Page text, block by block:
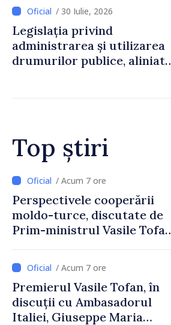
/ 30 Iulie, 2026
Legislația privind
administrarea și utilizarea
drumurilor publice, aliniată
Top știri
/ Acum 4 ore
Forumul Diasporei //
Republica Moldova,
promovată în Elveția prin
exporturi
/ Acum 7 ore
Premierul Vasile Tofan, în
discuții cu Ambasadorul
Italiei, Giuseppe Maria